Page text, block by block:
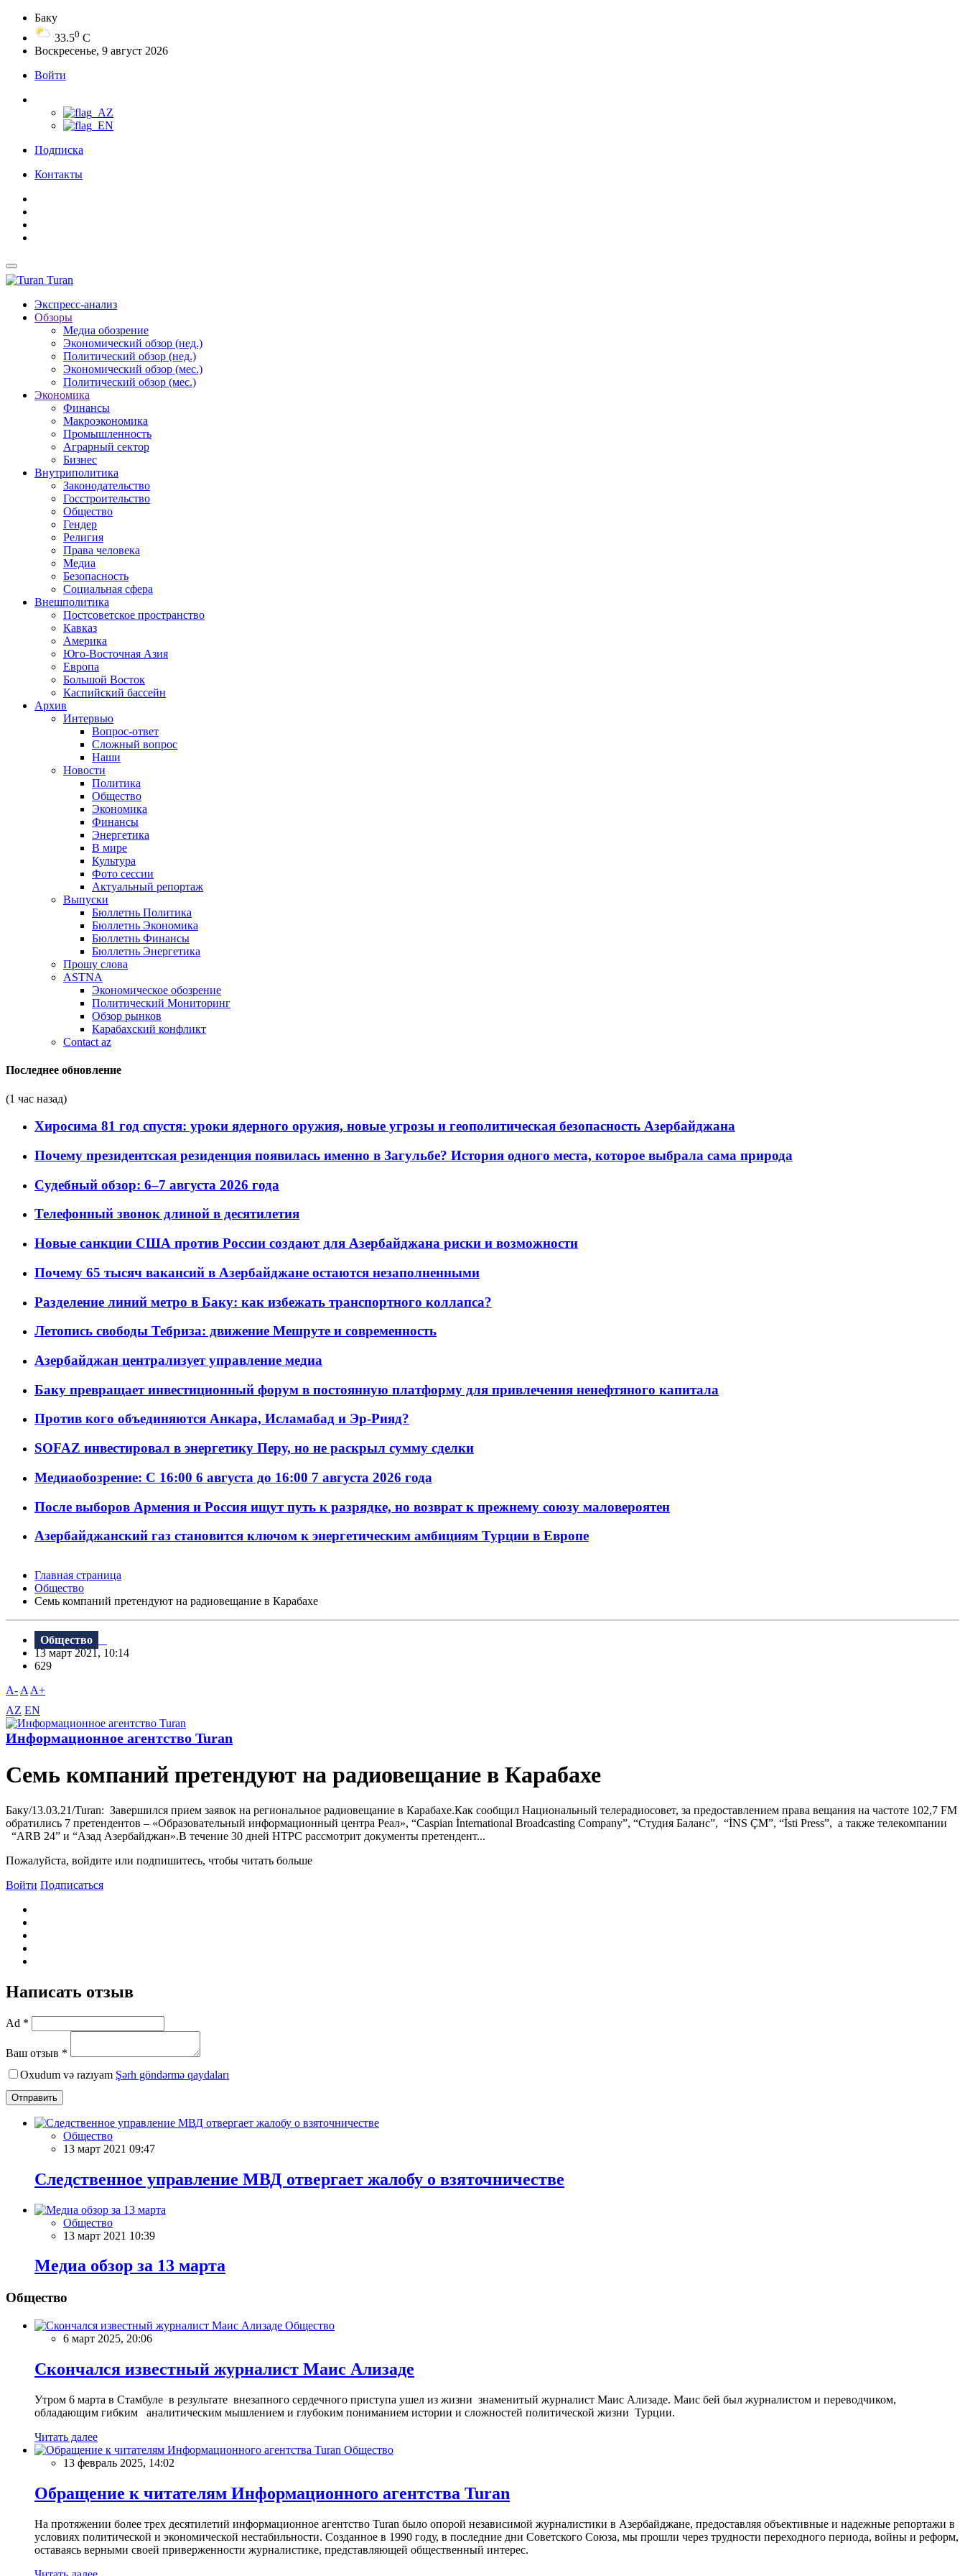
Баку
33.50 C
Воскресенье, 9 август 2026
Войти
Подписка
Контакты
Turan
Экспресс-анализ
Обзоры
Медиа обозрение
Экономический обзор (нед.)
Политический обзор (нед.)
Экономический обзор (мес.)
Политический обзор (мес.)
Экономика
Финансы
Макроэкономика
Промышленность
Аграрный сектор
Бизнес
Внутриполитика
Законодательство
Госстроительство
Общество
Гендер
Религия
Права человека
Медиа
Безопасность
Социальная сфера
Внешполитика
Постсоветское пространство
Кавказ
Америка
Юго-Восточная Азия
Европа
Большой Восток
Каспийский бассейн
Архив
Интервью
Вопрос-ответ
Сложный вопрос
Наши
Новости
Политика
Общество
Экономика
Финансы
Энергетика
В мире
Культура
Фото сессии
Актуальный репортаж
Выпуски
Бюллетнь Политика
Бюллетнь Экономика
Бюллетнь Финансы
Бюллетнь Энергетика
Прошу слова
ASTNA
Экономическое обозрение
Политический Мониторинг
Обзор рынков
Карабахский конфликт
Contact az
Последнее обновление
(1 час назад)
Хиросима 81 год спустя: уроки ядерного оружия, новые угрозы и геополитическая безопасность Азербайджана
Почему президентская резиденция появилась именно в Загульбе? История одного места, которое выбрала сама природа
Судебный обзор: 6–7 августа 2026 года
Телефонный звонок длиной в десятилетия
Новые санкции США против России создают для Азербайджана риски и возможности
Почему 65 тысяч вакансий в Азербайджане остаются незаполненными
Разделение линий метро в Баку: как избежать транспортного коллапса?
Летопись свободы Тебриза: движение Мешруте и современность
Азербайджан централизует управление медиа
Баку превращает инвестиционный форум в постоянную платформу для привлечения ненефтяного капитала
Против кого объединяются Анкара, Исламабад и Эр-Рияд?
SOFAZ инвестировал в энергетику Перу, но не раскрыл сумму сделки
Медиаобозрение: С 16:00 6 августа до 16:00 7 августа 2026 года
После выборов Армения и Россия ищут путь к разрядке, но возврат к прежнему союзу маловероятен
Азербайджанский газ становится ключом к энергетическим амбициям Турции в Европе
Главная страница
Общество
Семь компаний претендуют на радиовещание в Карабахе
Общество
13 март 2021, 10:14
629
A- A A+
AZ EN
Информационное агентство Turan
Семь компаний претендуют на радиовещание в Карабахе
Баку/13.03.21/Turan: Завершился прием заявок на региональное радиовещание в Карабахе.Как сообщил Национальный телерадиосовет, за предоставлением права вещания на частоте 102,7 FM
обратились 7 претендентов – «Образовательный информационный центра Реал», “Caspian İnternational Broadcasting Company”, “Студия Баланс”, “İNS ÇM”, “İsti Press”, а также телекомпании
“ARB 24” и “Азад Азербайджан».В течение 30 дней НТРС рассмотрит документы претендент...
Пожалуйста, войдите или подпишитесь, чтобы читать больше
Войти Подписаться
Написать отзыв
Ad *
Ваш отзыв *
Oxudum və razıyam Şərh göndərmə qaydaları
Отправить
Общество
13 март 2021 09:47
Следственное управление МВД отвергает жалобу о взяточничестве
Общество
13 март 2021 10:39
Meдиа обзор за 13 марта
Общество
Общество
6 март 2025, 20:06
Скончался известный журналист Маис Ализаде
Утром 6 марта в Стамбуле в результате внезапного сердечного приступа ушел из жизни знаменитый журналист Маис Ализаде. Маис бей был журналистом и переводчиком,
обладающим гибким аналитическим мышлением и глубоким пониманием истории и сложностей политической жизни Турции.
Читать далее
Общество
13 февраль 2025, 14:02
Обращение к читателям Информационного агентства Turan
На протяжении более трех десятилетий информационное агентство Turan было опорой независимой журналистики в Азербайджане, предоставляя объективные и надежные репортажи в
условиях политической и экономической нестабильности. Созданное в 1990 году, в последние дни Советского Союза, мы прошли через трудности переходного периода, войны и реформ,
оставаясь верными своей приверженности журналистике, представляющей общественный интерес.